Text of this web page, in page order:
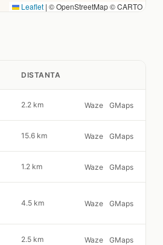
Leaflet | © OpenStreetMap © CARTO
DISTANTA
2.2 km Waze GMaps
15.6 km Waze GMaps
1.2 km Waze GMaps
4.5 km Waze GMaps
2.5 km Waze GMaps